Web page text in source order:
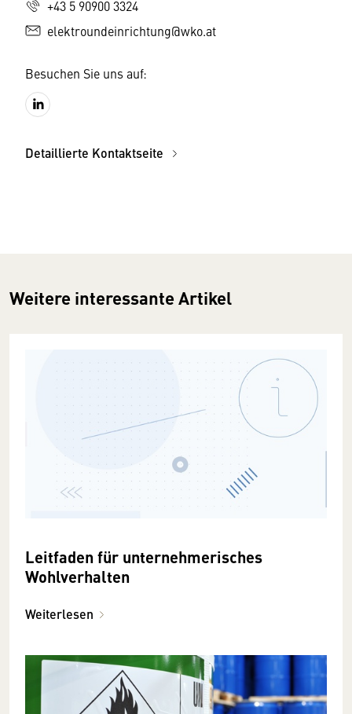
+43 5 90900 3324
elektroundeinrichtung@wko.at
Besuchen Sie uns auf:
Detaillierte Kontaktseite
Weitere interessante Artikel
Leitfaden für unternehmerisches
Wohlverhalten
Weiterlesen